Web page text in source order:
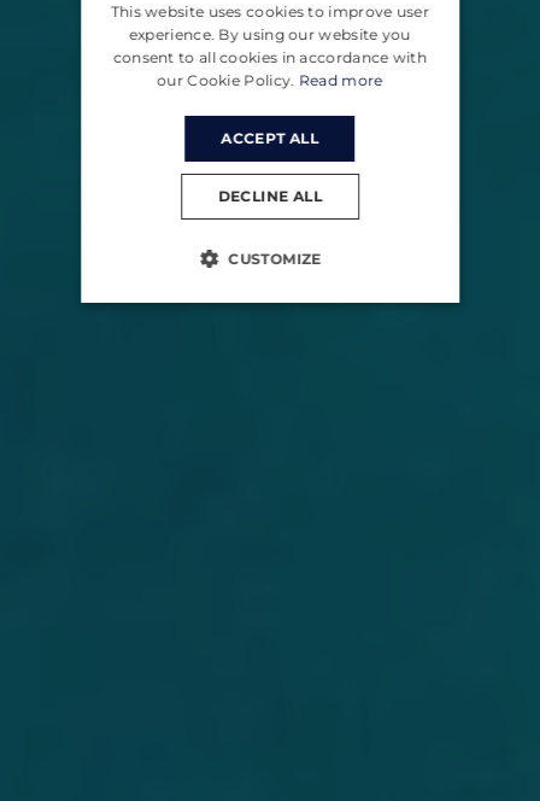
CROATIAN
GERMAN
This website uses cookies to improve user
experience. By using our website you
consent to all cookies in accordance with
our Cookie Policy. Read more
ACCEPT ALL
DECLINE ALL
CUSTOMIZE